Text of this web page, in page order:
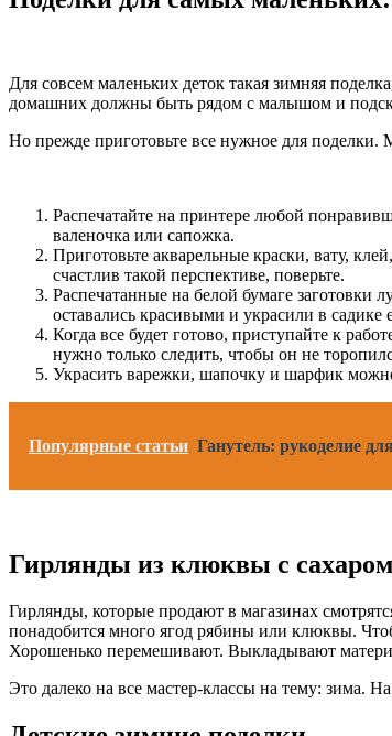
Для совсем маленьких деток такая зимняя
домашних должны быть рядом с малышом и
Но прежде приготовьте все нужное для
Распечатайте на принтере любой
валеночка или сапожка.
Приготовьте акварельные краски, вату,
счастлив такой перспективе, поверьте.
Распечатанные на белой бумаге заготовки
оставались красивыми и украсили в садике
Когда все будет готово, приступайте к
нужно только следить, чтобы он не
Украсить варежки, шапочку и шарфик
Популярные статьи Ганутель: рукоделие
Гирлянды из клюквы с сахаром
Гирлянды, которые продают в магазинах
понадобится много ягод рябины или клюквы.
Хорошенько перемешивают. Выкладывают
Это далеко на все мастер-классы на тему: зима.